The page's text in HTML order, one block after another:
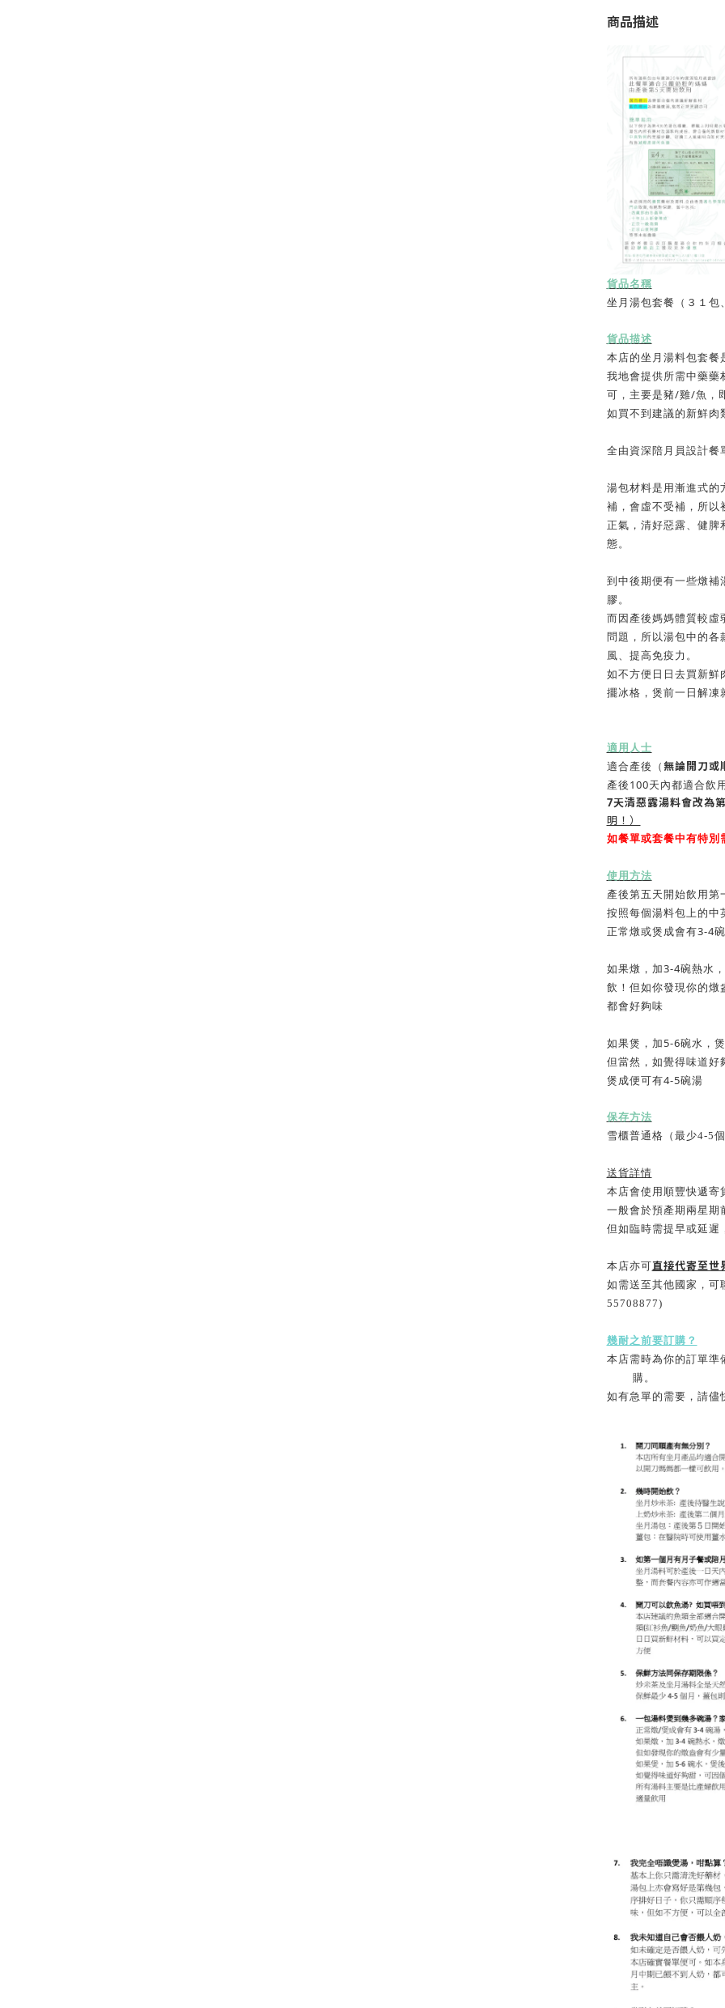
商品描述
貨品名稱
坐月湯包套餐（３１包
貨品描述
本店的坐月湯料包套餐
我地會提供所需中藥藥
可，主要是豬/雞/魚，
如買不到建議的新鮮肉
全由資深陪月員設計餐
湯包材料是用漸進式的
補，會虛不受補，所以
正氣，清好惡露、健脾
態。
到中後期便有一些燉補
膠。
而因產後媽媽體質較虛
問題，所以湯包中的各
風、提高免疫力。
如不方便日日去買新鮮
擺冰格，煲前一日解凍
適用人士
適合產後（ 無論開刀或
產後100天內都適合飲
7天清惡露湯料會改為
明！）
如餐單或套餐中有特別
使用方法
產後第五天開始飲用第
按照每個湯料包上的中
正常燉或煲成會有3-4
如果燉，加3-4碗熱水
飲！但如你發現你的燉
都會好夠味
如果煲，加 5-6碗水，
但當然，如覺得味道好
煲成便可有4-5碗湯
保存方法
雪櫃普通格（最少4-5
送貨詳情
本店會使用順豐快遞寄
一般會於預產期兩星期
但如臨時需提早或延遲
本店亦可直接代寄至世
如需送至其他國家，可
55708877)
幾耐之前要訂購？
本店需時為你的訂單準
購。
如有急單的需要，請儘